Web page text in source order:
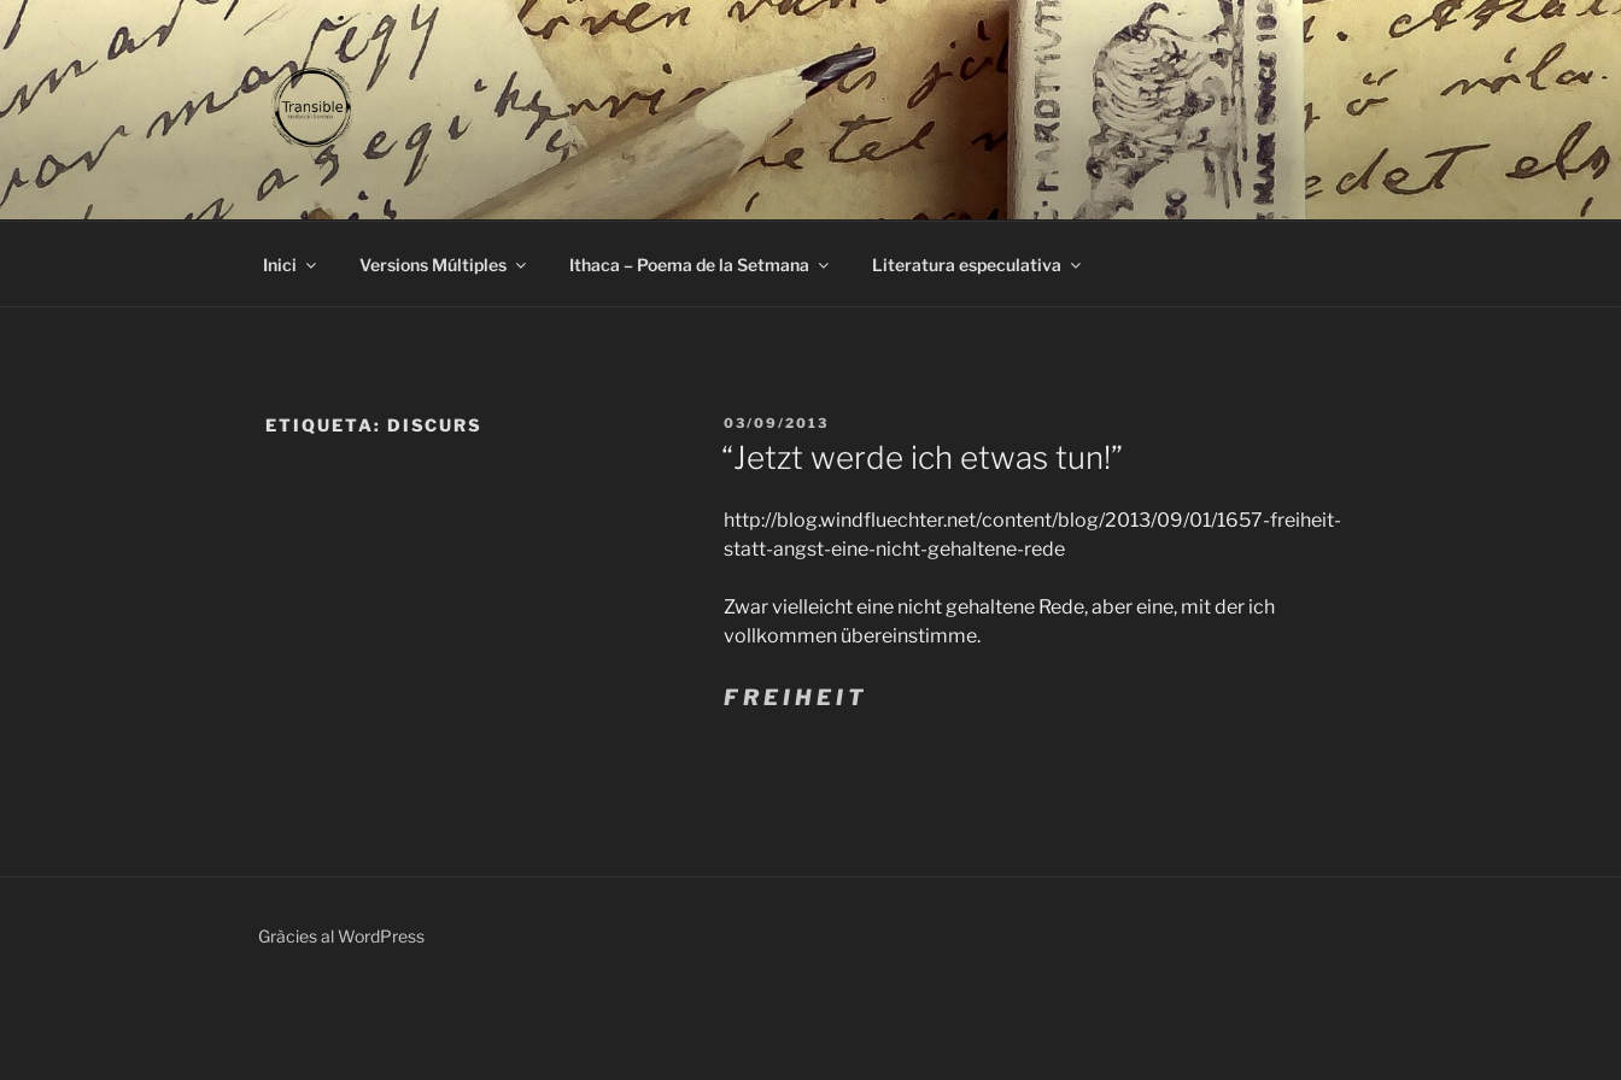
Vés
al
contingut
TRANSIBLE
traducció literària
Inici Versions Múltiples Ithaca – Poema de la Setmana Literatura especulativa
ETIQUETA: DISCURS
PUBLICAT
A
03/09/2013
“Jetzt werde ich etwas tun!”
http://blog.windfluechter.net/content/blog/2013/09/01/1657-freiheit-
statt-angst-eine-nicht-gehaltene-rede
Zwar vielleicht eine nicht gehaltene Rede, aber eine, mit der ich
vollkommen übereinstimme.
F R E I H E I T
Gràcies al WordPress